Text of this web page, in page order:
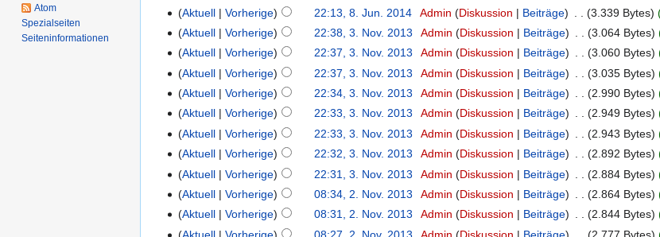
Aktuell
Vorherige 22:13, 8. Jun. 2014 Admin Diskussion Beiträge 3.339 Bytes
Aktuell
Vorherige 22:38, 3. Nov. 2013 Admin Diskussion Beiträge 3.064 Bytes
Aktuell
Vorherige 22:37, 3. Nov. 2013 Admin Diskussion Beiträge 3.060 Bytes
Aktuell
Vorherige 22:37, 3. Nov. 2013 Admin Diskussion Beiträge 3.035 Bytes
Aktuell
Vorherige 22:34, 3. Nov. 2013 Admin Diskussion Beiträge 2.990 Bytes
Aktuell
Vorherige 22:33, 3. Nov. 2013 Admin Diskussion Beiträge 2.949 Bytes
Aktuell
Vorherige 22:33, 3. Nov. 2013 Admin Diskussion Beiträge 2.943 Bytes
Aktuell
Vorherige 22:32, 3. Nov. 2013 Admin Diskussion Beiträge 2.892 Bytes
Aktuell
Vorherige 22:31, 3. Nov. 2013 Admin Diskussion Beiträge 2.884 Bytes
Aktuell
Vorherige 08:34, 2. Nov. 2013 Admin Diskussion Beiträge 2.864 Bytes
Aktuell
Vorherige 08:31, 2. Nov. 2013 Admin Diskussion Beiträge 2.844 Bytes
Atom
Spezialseiten
Seiten­informationen